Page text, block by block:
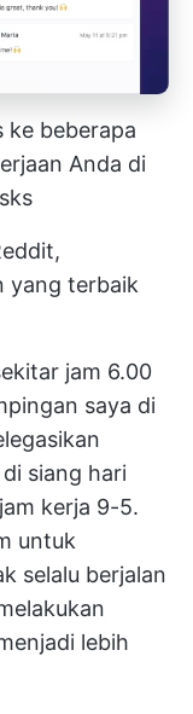
ke beberapa
Anda di
yang terbaik
jam 6.00
saya di
siang hari
kerja 9-5.
untuk
selalu berjalan
lebih